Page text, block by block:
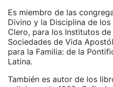
Es miembro de las
Divino y la Disciplina de los
Clero, para los Institutos
Sociedades de Vida
para la Familia: de la
Latina.
También es autor de los